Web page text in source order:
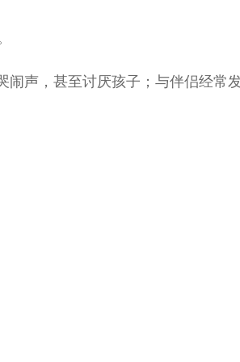
or
闹声，甚至讨厌孩子；与伴侣经常